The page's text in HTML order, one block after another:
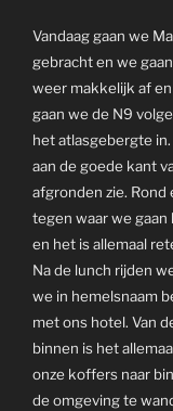
Vandaag gaan we
gebracht en we
weer makkelijk af
gaan we de N9
het atlasgebergte
aan de goede kant
afgronden zie.
tegen waar we
en het is allemaal
Na de lunch rijden
we in hemelsnaam
met ons hotel. Van
binnen is het
onze koffers naar
de omgeving te